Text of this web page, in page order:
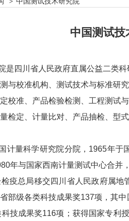
中国测试技
是四川省人民政府直属公益二类
与校准机构、测试技术与标准研
校准、产品检验检测、工程测试
检定、计量比对、产品抽检、型
计量科学研究院分院，1965年
年与国家西南计量测试中心合
疫总局移交四川省人民政府属地
部级各类科技成果奖137项，其
技成果奖116项；获得国家专利